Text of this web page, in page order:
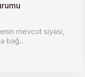
mevcut siyasi,
bağ..